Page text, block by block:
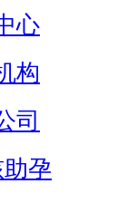
心
构
司
孕